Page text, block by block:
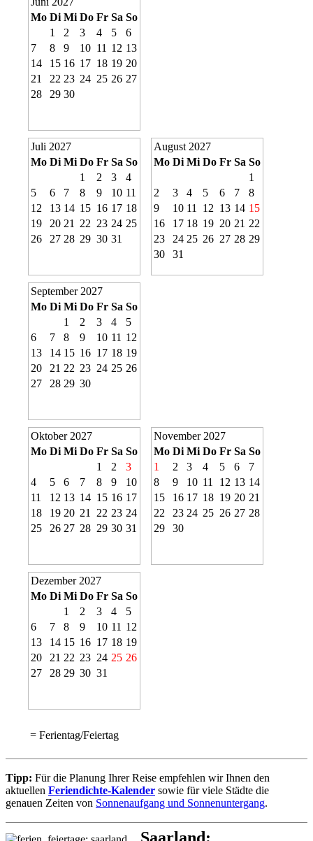
Mo Di Mi Do Fr Sa So
1
2 3 4 5
6
7
8 9 10 11 12 13
14
15 16 17 18 19 20
21
22 23 24 25 26 27
28
29 30
Juli 2027
Mo Di Mi Do Fr Sa So
1
2 3
4
5
6 7 8 9 10 11
12
13 14 15 16 17 18
19
20 21 22 23 24 25
26
27 28 29 30 31
August 2027
Mo Di Mi Do Fr Sa So
1
2
3 4 5 6 7
8
9
10 11 12 13 14 15
16
17 18 19 20 21 22
23
24 25 26 27 28 29
30
31
September 2027
Mo Di Mi Do Fr Sa So
1
2 3 4
5
6
7 8 9 10 11 12
13
14 15 16 17 18 19
20
21 22 23 24 25 26
27
28 29 30
Oktober 2027
Mo Di Mi Do Fr Sa So
1
2
3
4
5 6 7 8 9
10
11
12 13 14 15 16 17
18
19 20 21 22 23 24
25
26 27 28 29 30 31
November 2027
Mo Di Mi Do Fr Sa So
1
2 3 4 5 6
7
8
9 10 11 12 13 14
15
16 17 18 19 20 21
22
23 24 25 26 27 28
29
30
Dezember 2027
Mo Di Mi Do Fr Sa So
1
2 3 4
5
6
7 8 9 10 11 12
13
14 15 16 17 18 19
20
21 22 23 24 25 26
27
28 29 30 31
= Ferientag/Feiertag
Tipp: Für die Planung Ihrer Reise empfehlen wir Ihnen den
aktuellen Feriendichte-Kalender sowie für viele Städte die
genauen Zeiten von Sonnenaufgang und Sonnenuntergang.